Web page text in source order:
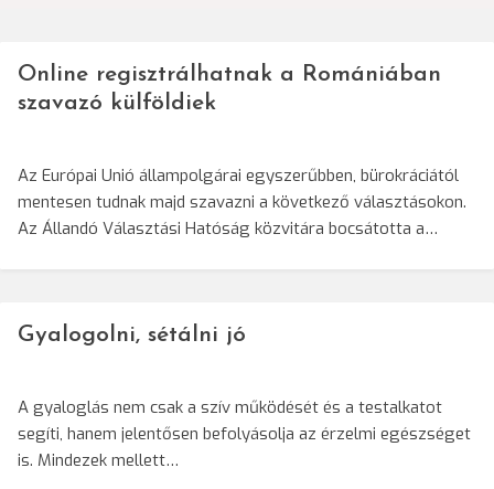
Online regisztrálhatnak a Romániában
szavazó külföldiek
Az Európai Unió állampolgárai egyszerűbben, bürokráciától
mentesen tudnak majd szavazni a következő választásokon.
Az Állandó Választási Hatóság közvitára bocsátotta a…
Gyalogolni, sétálni jó
A gyaloglás nem csak a szív működését és a testalkatot
segíti, hanem jelentősen befolyásolja az érzelmi egészséget
is. Mindezek mellett…